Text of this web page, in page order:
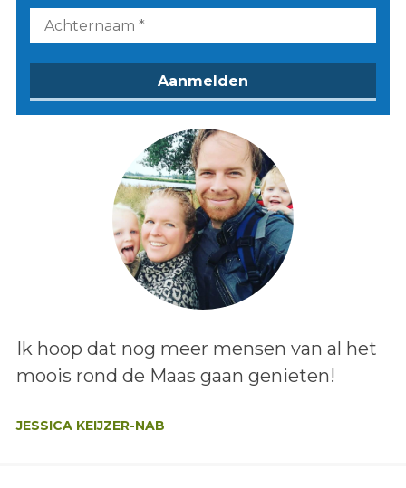
Lees het bericht:
Ik hoop dat nog meer mensen van al het
moois rond de Maas gaan genieten!
JESSICA KEIJZER-NAB